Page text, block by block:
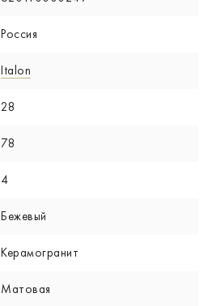
Россия
Italon
28
78
4
Бежевый
Керамогранит
Матовая